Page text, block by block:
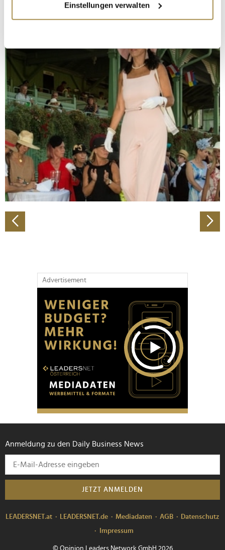
Informationen über Ihre geografische Lage
erfassen, welche bis auf einige Meter genau sein
bestimmten Merkmalen (Fingerprinting) identifizieren
Erfahren Sie mehr darüber, wie Ihre persönlichen Daten
verarbeitet werden, und legen Sie Ihre Präferenzen im
Abschnitt Einzelheiten fest.
Wir verwenden Cookies, um Inhalte und Anzeigen zu
personalisieren, Funktionen für soziale Medien anbieten
zu können und die Zugriffe auf unsere Website zu
analysieren. Außerdem geben wir Informationen zu Ihrer
Verwendung unserer Website an unsere Partner für
soziale Medien, Werbung und Analysen weiter. Unsere
Partner führen diese Informationen möglicherweise mit
haben oder die sie im Rahmen Ihrer Nutzung der Dienste
gesammelt haben.
Einstellungen verwalten
Advertisement
Anmeldung zu den Daily Business News
JETZT ANMELDEN
LEADERSNET.at LEADERSNET.de Mediadaten AGB
Datenschutz
Impressum